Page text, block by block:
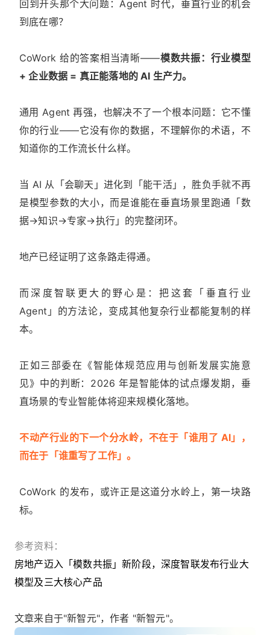
回到开头那个大问题：Agent 时代，垂直行业的机会
到底在哪？
CoWork 给的答案相当清晰——模数共振：行业模型
+ 企业数据 = 真正能落地的 AI 生产力。
通用 Agent 再强，也解决不了一个根本问题：它不懂
你的行业——它没有你的数据，不理解你的术语，不
知道你的工作流长什么样。
当 AI 从「会聊天」进化到「能干活」，胜负手就不再
是模型参数的大小，而是谁能在垂直场景里跑通「数
据→知识→专家→执行」的完整闭环。
地产已经证明了这条路走得通。
而深度智联更大的野心是：把这套「垂直行业
Agent」的方法论，变成其他复杂行业都能复制的样
本。
正如三部委在《智能体规范应用与创新发展实施意
见》中的判断：2026 年是智能体的试点爆发期，垂
直场景的专业智能体将迎来规模化落地。
不动产行业的下一个分水岭，不在于「谁用了 AI」，
而在于「谁重写了工作」。
CoWork 的发布，或许正是这道分水岭上，第一块路
标。
参考资料：
房地产迈入「模数共振」新阶段，深度智联发布行业大
模型及三大核心产品
文章来自于"新智元"，作者 "新智元"。